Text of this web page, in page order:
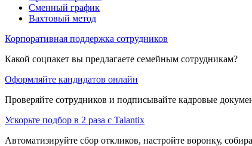
Сменный график
Вахтовый метод
Корпоративная поддержка сотрудников
Какой соцпакет вы предлагаете семейным сотрудникам?
Оформляйте кандидатов онлайн
Проверяйте сотрудников и подписывайте кадровые
Ускорьте подбор в 2 раза с Talantix
Автоматизируйте сбор откликов, настройте воронку,